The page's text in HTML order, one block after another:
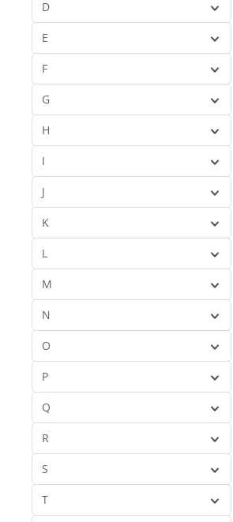
(29)
(1)
Come4Arts
(9)
(151)
(1)
(11)
Cotswold
(4)
Cow Pen Toys
(5)
(15)
(6)
(1)
Creator Studio
(411)
Custom
(25)
D
E
F
G
H
I
J
K
L
M
N
O
P
Q
R
S
T